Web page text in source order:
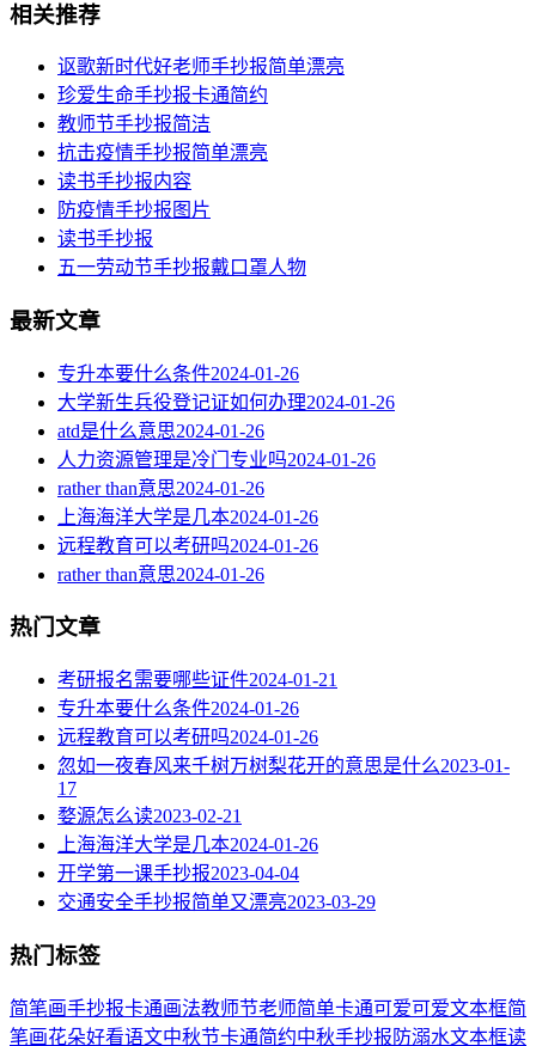
相关推荐
讴歌新时代好老师手抄报简单漂亮
珍爱生命手抄报卡通简约
教师节手抄报简洁
抗击疫情手抄报简单漂亮
读书手抄报内容
​防疫情手抄报图片
读书手抄报
五一劳动节手抄报戴口罩人物
最新文章
专升本要什么条件2024-01-26
大学新生兵役登记证如何办理2024-01-26
atd是什么意思2024-01-26
人力资源管理是冷门专业吗2024-01-26
rather than意思2024-01-26
上海海洋大学是几本2024-01-26
远程教育可以考研吗2024-01-26
rather than意思2024-01-26
热门文章
考研报名需要哪些证件2024-01-21
专升本要什么条件2024-01-26
远程教育可以考研吗2024-01-26
忽如一夜春风来千树万树梨花开的意思是什么2023-01-
17
婺源怎么读2023-02-21
上海海洋大学是几本2024-01-26
开学第一课手抄报2023-04-04
交通安全手抄报简单又漂亮2023-03-29
热门标签
简笔画手抄报卡通画法教师节老师简单卡通可爱可爱文本框简
笔画花朵好看语文中秋节卡通简约中秋手抄报 防溺水文本框读